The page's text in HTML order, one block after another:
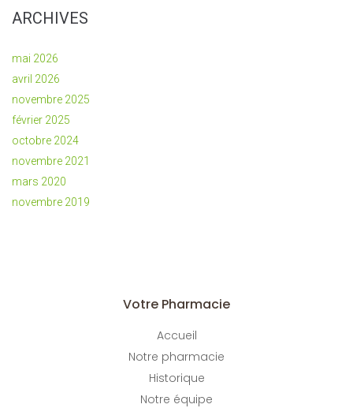
ARCHIVES
mai 2026
avril 2026
novembre 2025
février 2025
octobre 2024
novembre 2021
mars 2020
novembre 2019
Votre Pharmacie
Accueil
Notre pharmacie
Historique
Notre équipe